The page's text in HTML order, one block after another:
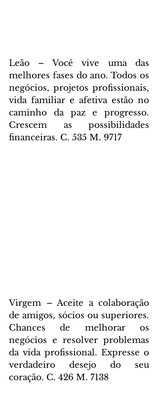
Leão – Você vive uma das
melhores fases do ano. Todos os
negócios, projetos profissionais,
vida familiar e afetiva estão no
caminho da paz e progresso.
Crescem as possibilidades
financeiras. C. 535 M. 9717
Virgem – Aceite a colaboração
de amigos, sócios ou superiores.
Chances de melhorar os
negócios e resolver problemas
da vida profissional. Expresse o
verdadeiro desejo do seu
coração. C. 426 M. 7138